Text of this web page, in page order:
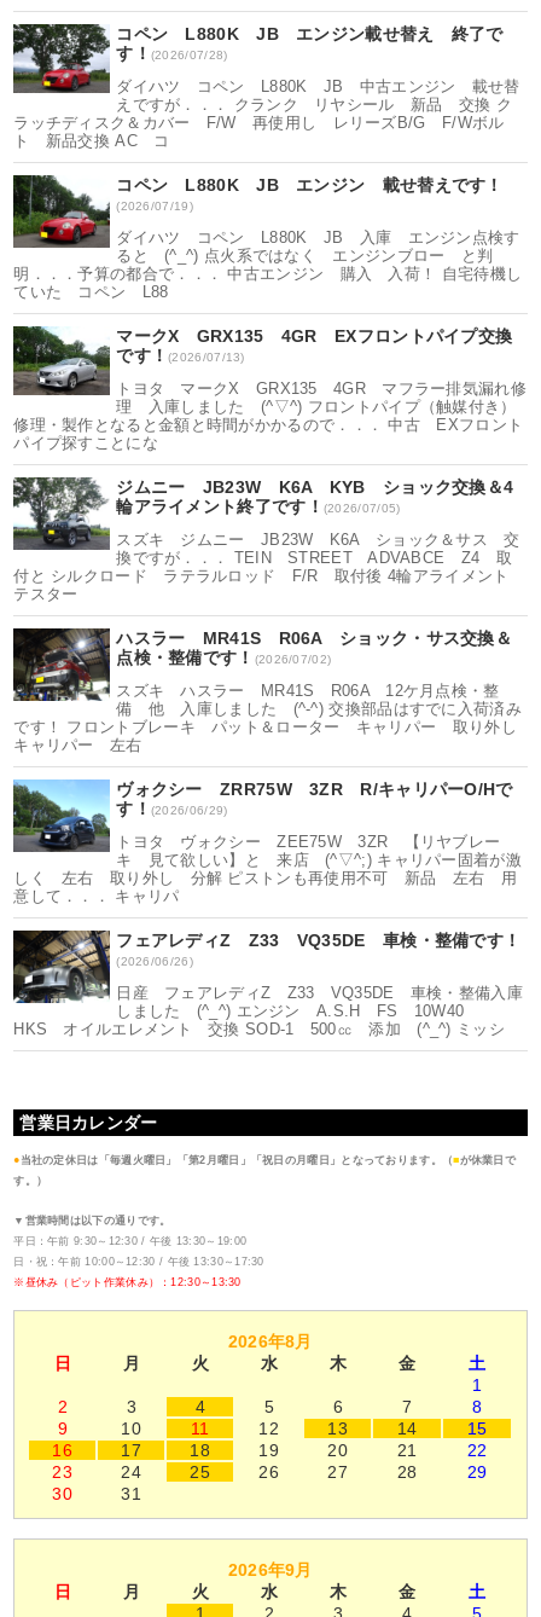
コペン L880K JB エンジン載せ替え 終了で
す！ (2026/07/28)
ダイハツ コペン L880K JB 中古エンジン 載せ替
えですが．．． クランク リヤシール 新品 交換 ク
ラッチディスク＆カバー F/W 再使用し レリーズB/G F/Wボル
ト 新品交換 AC コ
コペン L880K JB エンジン 載せ替えです！
(2026/07/19)
ダイハツ コペン L880K JB 入庫 エンジン点検す
ると (^_^) 点火系ではなく エンジンブロー と判
明．．．予算の都合で．．． 中古エンジン 購入 入荷！ 自宅待機し
ていた コペン L88
マークX GRX135 4GR EXフロントパイプ交換
です！(2026/07/13)
トヨタ マークX GRX135 4GR マフラー排気漏れ修
理 入庫しました (^▽^) フロントパイプ（触媒付き）
修理・製作となると金額と時間がかかるので．．． 中古 EXフロント
パイプ探すことにな
ジムニー JB23W K6A KYB ショック交換＆4
輪アライメント終了です！ (2026/07/05)
スズキ ジムニー JB23W K6A ショック＆サス 交
換ですが．．． TEIN STREET ADVABCE Z4 取
付と シルクロード ラテラルロッド F/R 取付後 4輪アライメント
テスター
ハスラー MR41S R06A ショック・サス交換＆
点検・整備です！ (2026/07/02)
スズキ ハスラー MR41S R06A 12ケ月点検・整
備 他 入庫しました (^-^) 交換部品はすでに入荷済み
です！ フロントブレーキ パット＆ローター キャリパー 取り外し
キャリパー 左右
ヴォクシー ZRR75W 3ZR R/キャリパーO/Hで
す！ (2026/06/29)
トヨタ ヴォクシー ZEE75W 3ZR 【リヤブレー
キ 見て欲しい】と 来店 (^▽^;) キャリパー固着が激
しく 左右 取り外し 分解 ピストンも再使用不可 新品 左右 用
意して．．． キャリパ
フェアレディZ Z33 VQ35DE 車検・整備です！
(2026/06/26)
日産 フェアレディZ Z33 VQ35DE 車検・整備入庫
しました (^_^) エンジン A.S.H FS 10W40
HKS オイルエレメント 交換 SOD-1 500㏄ 添加 (^_^) ミッシ
営業日カレンダー
● 当社の定休日は「毎週火曜日」「第2月曜日」「祝日の月曜日」となっております。（■が休業日で
す。）
▼営業時間は以下の通りです。
平日：午前 9:30～12:30 / 午後 13:30～19:00
日・祝：午前 10:00～12:30 / 午後 13:30～17:30
※昼休み（ピット作業休み）：12:30～13:30
2026年8月
日
月 火 水 木 金
土
1
2
3 4 5 6 7
8
9
10 11 12 13 14
15
16
17 18 19 20 21
22
23
24 25 26 27 28
29
30
31
2026年9月
日
月 火 水 木 金
土